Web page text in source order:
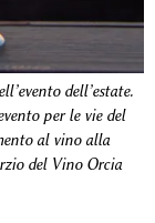
dell’estate.
per le vie del
al vino alla
del Vino Orcia